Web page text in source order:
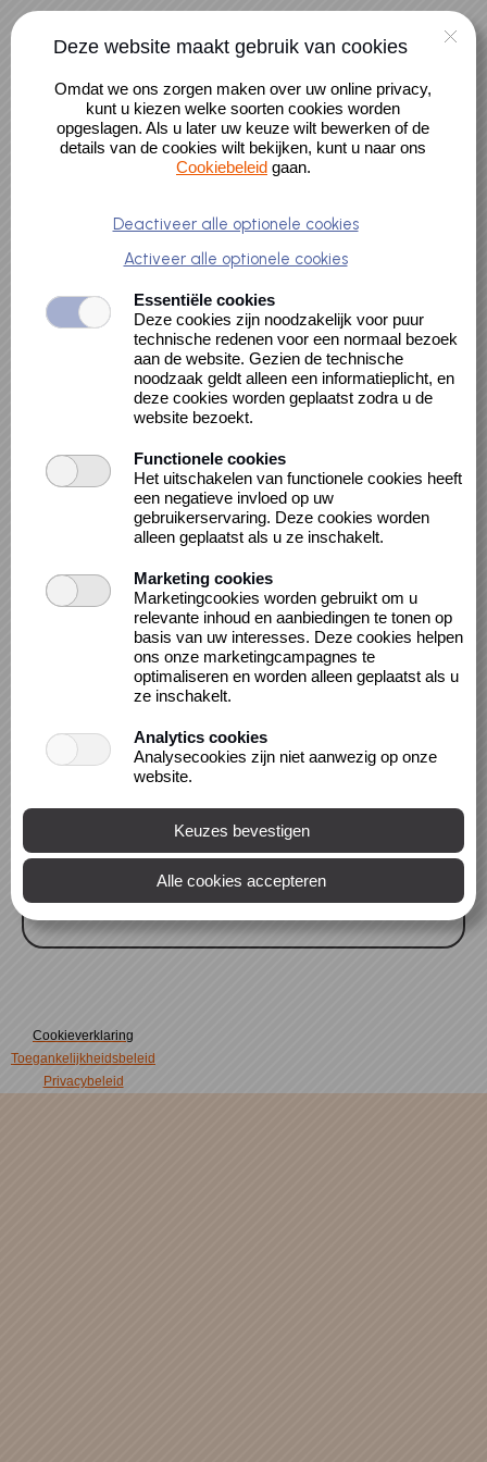
Naar hoofdinhoud
Account
0 artikelen
Alle cursussen
Wie Wat Waar? -
SpeurtochtQuiz
voor peuters en
kleuters
Locatie
Bibliotheek Maastricht, Locatie Centre Céramique
- Jeugdbibliotheek 2e Etage
Avenue Céramique 50
6221 KV MAASTRICHT
Activiteit in het kader van het BoekStartWeekend.
Zoek de 10 posters in de jeugdbibliotheek, en kijk
Tijdens Het BoekStartweekend kunnen de jongste
bezoekers de SpeurtochtQuiz in de bibl... meer >>
Cookieverklaring
Toegankelijkheidsbeleid
Privacybeleid
Deze website maakt gebruik van cookies
Omdat we ons zorgen maken over uw online privacy,
kunt u kiezen welke soorten cookies worden
opgeslagen. Als u later uw keuze wilt bewerken of de
details van de cookies wilt bekijken, kunt u naar ons
Cookiebeleidgaan.
Deactiveer alle optionele cookies
Activeer alle optionele cookies
Essentiële cookies
Deze cookies zijn noodzakelijk voor puur
technische redenen voor een normaal bezoek
aan de website. Gezien de technische
noodzaak geldt alleen een informatieplicht, en
deze cookies worden geplaatst zodra u de
website bezoekt.
Functionele cookies
Het uitschakelen van functionele cookies heeft
een negatieve invloed op uw
gebruikerservaring. Deze cookies worden
alleen geplaatst als u ze inschakelt.
Marketing cookies
Marketingcookies worden gebruikt om u
relevante inhoud en aanbiedingen te tonen op
basis van uw interesses. Deze cookies helpen
ons onze marketingcampagnes te
optimaliseren en worden alleen geplaatst als u
ze inschakelt.
Analytics cookies
Analysecookies zijn niet aanwezig op onze
website.